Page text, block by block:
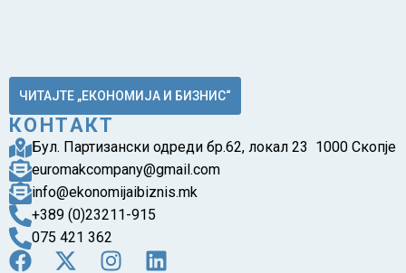
ЧИТАЈТЕ „ЕКОНОМИЈА И БИЗНИС“
КОНТАКТ
Бул. Партизански одреди бр.62, локал 23 1000 Скопје
euromakcompany@gmail.com
info@ekonomijaibiznis.mk
+389 (0)23211-915
075 421 362